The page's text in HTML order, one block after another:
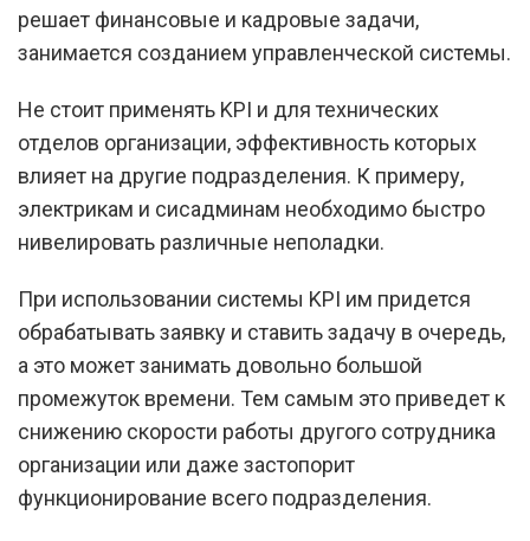
решает финансовые и кадровые задачи,
занимается созданием управленческой системы.
Не стоит применять KPI и для технических
отделов организации, эффективность которых
влияет на другие подразделения. К примеру,
электрикам и сисадминам необходимо быстро
нивелировать различные неполадки.
При использовании системы KPI им придется
обрабатывать заявку и ставить задачу в очередь,
а это может занимать довольно большой
промежуток времени. Тем самым это приведет к
снижению скорости работы другого сотрудника
организации или даже застопорит
функционирование всего подразделения.